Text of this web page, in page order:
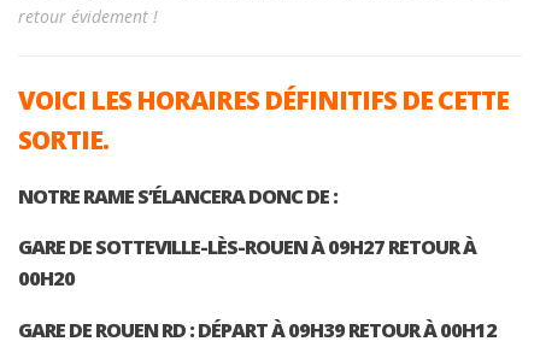
retour évidement !
VOICI LES HORAIRES DÉFINITIFS DE CETTE
SORTIE.
NOTRE RAME S’ÉLANCERA DONC DE :
GARE DE SOTTEVILLE-LÈS-ROUEN À 09H27 RETOUR À
00H20
GARE DE ROUEN RD : DÉPART À 09H39 RETOUR À 00H12